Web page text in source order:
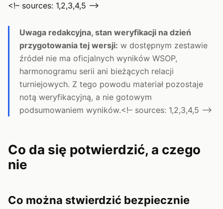
<!– sources: 1,2,3,4,5 –>
Uwaga redakcyjna, stan weryfikacji na dzień
przygotowania tej wersji: w dostępnym zestawie
źródeł nie ma oficjalnych wyników WSOP,
harmonogramu serii ani bieżących relacji
turniejowych. Z tego powodu materiał pozostaje
notą weryfikacyjną, a nie gotowym
podsumowaniem wyników.<!– sources: 1,2,3,4,5 –>
Co da się potwierdzić, a czego
nie
Co można stwierdzić bezpiecznie